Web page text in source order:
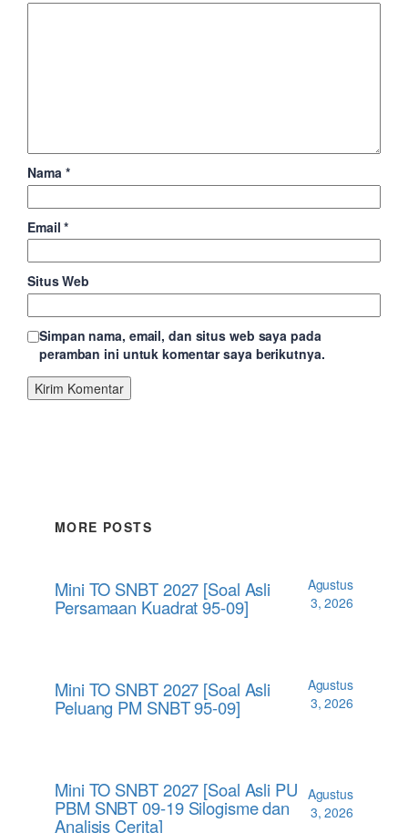
Nama *
Email*
Situs Web
Simpan nama, email, dan situs web saya pada
peramban ini untuk komentar saya berikutnya.
MORE POSTS
Mini TO SNBT 2027 [Soal Asli
Persamaan Kuadrat 95-09]
Agustus
3, 2026
Mini TO SNBT 2027 [Soal Asli
Peluang PM SNBT 95-09]
Agustus
3, 2026
Mini TO SNBT 2027 [Soal Asli PU
PBM SNBT 09-19 Silogisme dan
Analisis Cerita]
Agustus
3, 2026